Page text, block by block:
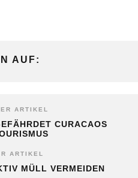
AUF:
ARTIKEL
CURACAOS
ARTIKEL
MÜLL VERMEIDEN